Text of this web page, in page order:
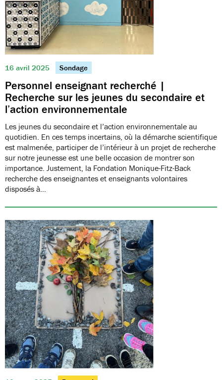
16 avril 2025 Sondage
Personnel enseignant recherché |
Recherche sur les jeunes du secondaire et
l’action environnementale
Les jeunes du secondaire et l’action environnementale au
quotidien. En ces temps incertains, où la démarche scientifique
est malmenée, participer de l’intérieur à un projet de recherche
sur notre jeunesse est une belle occasion de montrer son
importance. Justement, la Fondation Monique-Fitz-Back
recherche des enseignantes et enseignants volontaires
disposés à…